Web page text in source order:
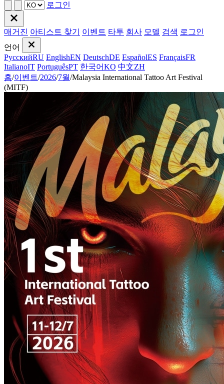
로그인
매거진 아티스트 찾기 이벤트 타투 회사 모델 검색 로그인
언어
РусскийRU EnglishEN DeutschDE EspañolES FrançaisFR
ItalianoIT PortuguêsPT 한국어KO 中文ZH
홈/이벤트/2026/7월/Malaysia International Tattoo Art Festival
(MITF)